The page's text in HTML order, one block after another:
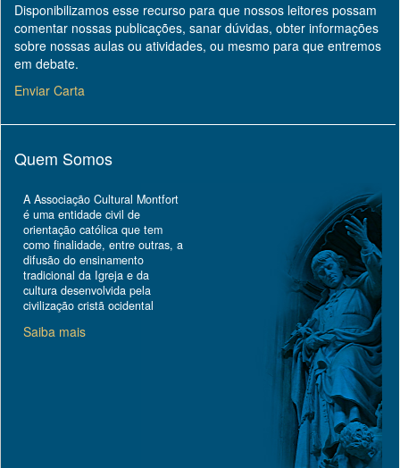
Disponibilizamos esse recurso para que nossos leitores possam
comentar nossas publicações, sanar dúvidas, obter informações
sobre nossas aulas ou atividades, ou mesmo para que entremos
em debate.
Enviar Carta
Quem Somos
A Associação Cultural Montfort
é uma entidade civil de
orientação católica que tem
como finalidade, entre outras, a
difusão do ensinamento
tradicional da Igreja e da
cultura desenvolvida pela
civilização cristã ocidental
Saiba mais